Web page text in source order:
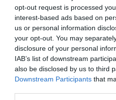
opt-out request is processed
interest-based ads based on
us or personal information
your opt-out. You may
disclosure of your personal
IAB’s list of downstream
also be disclosed by us to third
Downstream Participants that
Com a novetat, cada dia del
amb reserva prèvia, d’un
Quinze Ous. Serà un menú
tres restaurants del grup
Quina Barra) i acompanyarà
gastronòmiques del Village,
desena de paradetes que
Km0. Les reserves per als